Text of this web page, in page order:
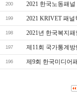
200 2021 한국노동패널
199 2021 KRIVET 패널
198 2021년 한국복지패
197 제11회 국가통계
196 제9회 한국미디어